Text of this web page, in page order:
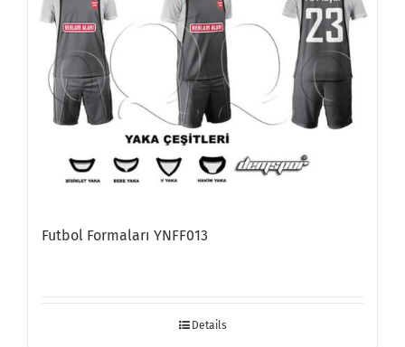
Futbol Formaları YNFF013
Details